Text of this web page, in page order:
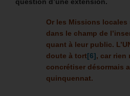
Or les Missions
dans le champ de
quant à leur public.
doute à tort[6], car rien
concrétiser désormais
quinquennat.